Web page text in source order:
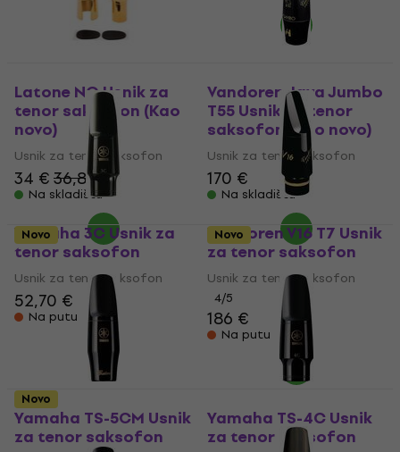
Latone NG Usnik za
tenor saksofon (Kao
novo)
Usnik za tenor saksofon
34 €36,80 €
Na skladištu
Vandoren Java Jumbo
T55 Usnik za tenor
saksofon (Kao novo)
Usnik za tenor saksofon
170 €
Na skladištu
Yamaha 3C Usnik za
tenor saksofon
Usnik za tenor saksofon
52,70 €
Na putu
Vandoren V16 T7 Usnik
za tenor saksofon
Usnik za tenor saksofon
4/5
186 €
Na putu
Novo
Yamaha TS-5CM Usnik
za tenor saksofon
Novo
Yamaha TS-4C Usnik
za tenor saksofon
Novo